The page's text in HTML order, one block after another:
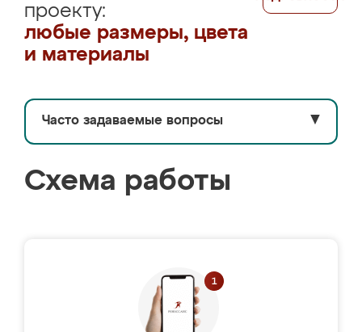
проекту:
любые размеры, цвета
и материалы
Часто задаваемые вопросы ▼
Схема работы